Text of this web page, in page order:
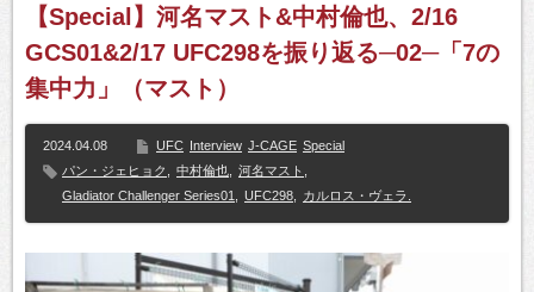
【Special】河名マスト&中村倫也、2/16
GCS01&2/17 UFC298を振り返る─02─「7の
集中力」（マスト）
2024.04.08 UFC Interview J-CAGE Special
パン・ジェヒョク
中村倫也 河名マスト
Gladiator Challenger Series01
UFC298 カルロス・ヴェラ.